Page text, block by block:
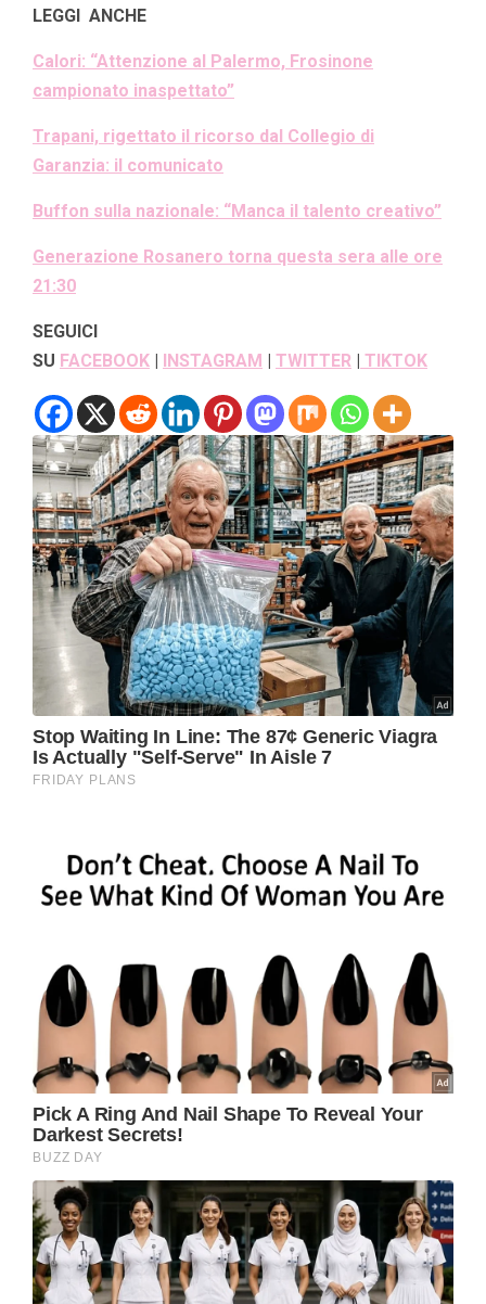
LEGGI ANCHE
Calori: “Attenzione al Palermo, Frosinone
campionato inaspettato”
Trapani, rigettato il ricorso dal Collegio di
Garanzia: il comunicato
Buffon sulla nazionale: “Manca il talento creativo”
Generazione Rosanero torna questa sera alle ore
21:30
SEGUICI
SU FACEBOOK | INSTAGRAM | TWITTER | TIKTOK